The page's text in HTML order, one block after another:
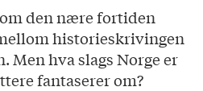
den nære fortiden
historieskrivingen
Men hva slags Norge er
fantaserer om?